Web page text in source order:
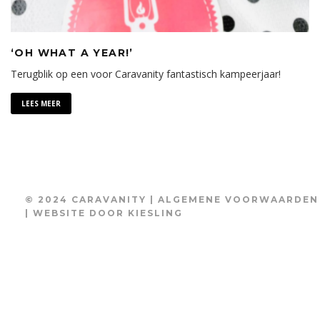
‘OH WHAT A YEAR!’
Terugblik op een voor Caravanity fantastisch kampeerjaar!
LEES MEER
© 2024 CARAVANITY | ALGEMENE VOORWAARDEN
| WEBSITE DOOR KIESLING